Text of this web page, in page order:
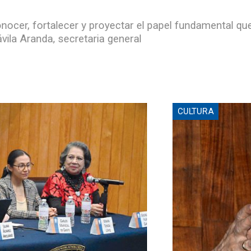
fortalecer y proyectar el papel fundamental
Aranda, secretaria general
CULTURA